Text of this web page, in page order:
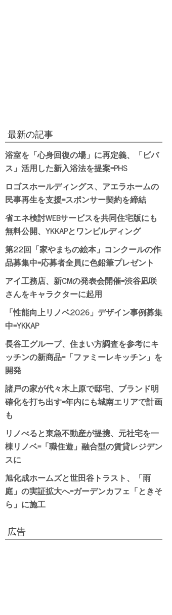
最新の記事
浴室を「心身回復の場」に再定義、「ビバ
ス」活用した新入浴法を提案=PHS
ロゴスホールディングス、アエラホームの
民事再生を支援=スポンサー契約を締結
省エネ検討WEBサービスを共同住宅版にも
無料公開、YKKAPとワンビルディング
第22回「家やまちの絵本」コンクールの作
品募集中=応募者全員に色鉛筆プレゼント
アイ工務店、新CMの発表会開催=渋谷凪咲
さんをキャラクターに起用
「性能向上リノベ2026」デザイン事例募集
中=YKKAP
長谷工グループ、住まい方調査を参考にキ
ッチンの新商品=「ファミーレキッチン」を
開発
諸戸の家が代々木上原で邸宅、ブランド明
確化を打ち出す=年内にも城南エリアで計画
も
リノべると東急不動産が提携、元社宅を一
棟リノベ=「職住遊」融合型の賃貸レジデン
スに
旭化成ホームズと世田谷トラスト、「雨
庭」の実証拡大へ=ガーデンカフェ「ときそ
ら」に施工
広告